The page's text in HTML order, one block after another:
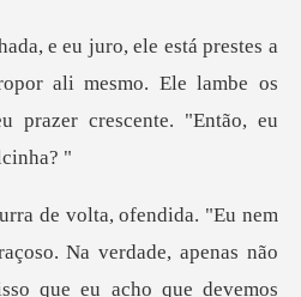
ali mesmo. Ele lambe os
Na verdade, apenas não